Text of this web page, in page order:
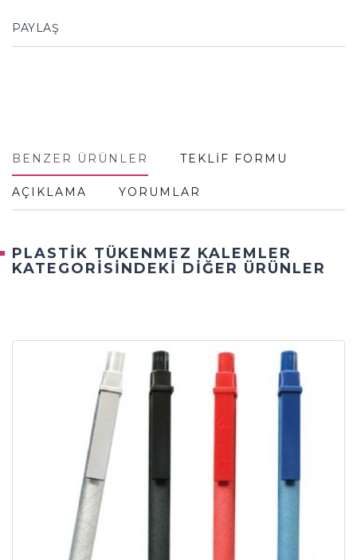
PAYLAŞ
BENZER ÜRÜNLER TEKLİF FORMU
AÇIKLAMA YORUMLAR
PLASTİK TÜKENMEZ KALEMLER
KATEGORİSİNDEKİ DİĞER ÜRÜNLER